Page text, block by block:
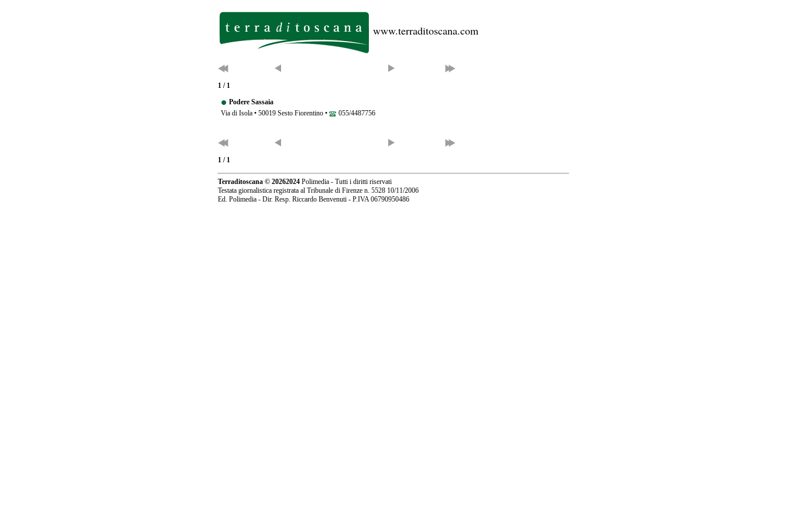
www.terraditoscana.com
1 / 1
Podere Sassaia
Via di Isola • 50019 Sesto Fiorentino •
055/4487756
1 / 1
Terraditoscana © 20262024 Polimedia - Tutti i diritti riservati
Testata giornalistica registrata al Tribunale di Firenze n. 5528 10/11/2006
Ed. Polimedia - Dir. Resp. Riccardo Benvenuti - P.IVA 06790950486